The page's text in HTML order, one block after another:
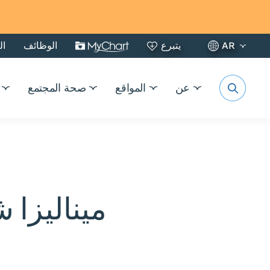
الوظائف يتبرع AR
صحة المجتمع المواقع عن